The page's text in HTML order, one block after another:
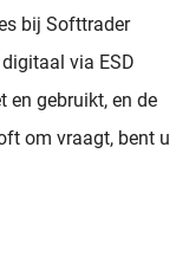
bij Softtrader
via ESD
en gebruikt, en de
om vraagt, bent u